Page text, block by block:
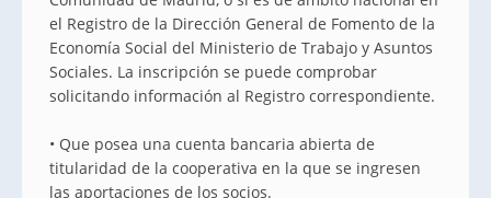
el Registro de la Dirección General de Fomento de la
Economía Social del Ministerio de Trabajo y Asuntos
Sociales. La inscripción se puede comprobar
solicitando información al Registro correspondiente.
• Que posea una cuenta bancaria abierta de
titularidad de la cooperativa en la que se ingresen
las aportaciones de los socios.